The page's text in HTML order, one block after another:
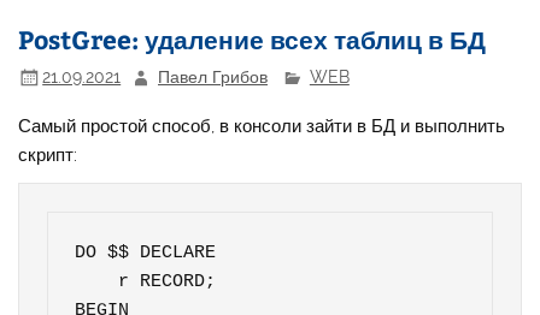
PostGree: удаление всех таблиц в БД
21.09.2021 Павел Грибов WEB
Самый простой способ, в консоли зайти в БД и выполнить
скрипт:
DO $$ DECLARE